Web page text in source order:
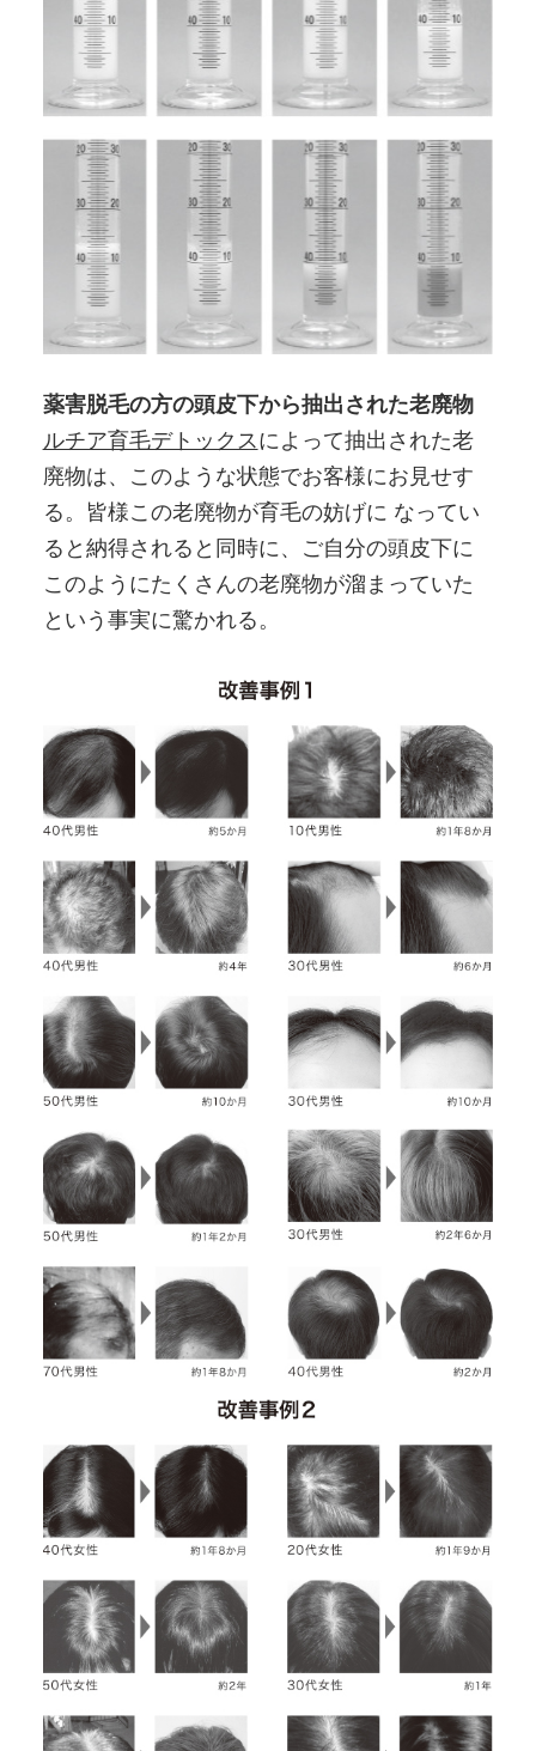
薬害脱毛の方の頭皮下から抽出された老廃物
ルチア育毛デトックス によって抽出された老
廃物は、このような状態でお客様にお見せす
る。皆様この老廃物が育毛の妨げに なってい
ると納得されると同時に、ご自分の頭皮下に
このようにたくさんの老廃物が溜まっていた
という事実に驚かれる。